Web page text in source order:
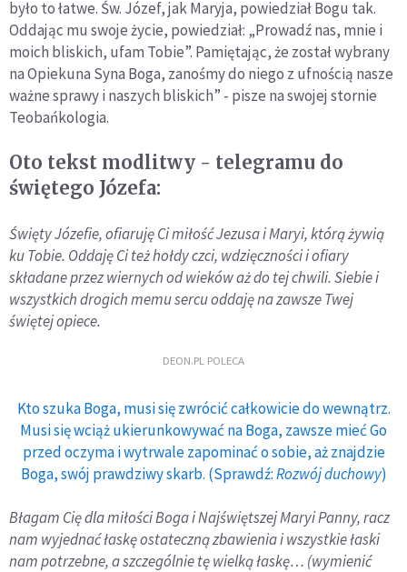
było to łatwe. Św. Józef, jak Maryja, powiedział Bogu tak.
Oddając mu swoje życie, powiedział: „Prowadź nas, mnie i
moich bliskich, ufam Tobie”. Pamiętając, że został wybrany
na Opiekuna Syna Boga, zanośmy do niego z ufnością nasze
ważne sprawy i naszych bliskich” - pisze na swojej stornie
Teobańkologia.
Oto tekst modlitwy - telegramu do
świętego Józefa:
Święty Józefie, ofiaruję Ci miłość Jezusa i Maryi, którą żywią
ku Tobie. Oddaję Ci też hołdy czci, wdzięczności i ofiary
składane przez wiernych od wieków aż do tej chwili. Siebie i
wszystkich drogich memu sercu oddaję na zawsze Twej
świętej opiece.
DEON.PL POLECA
Kto szuka Boga, musi się zwrócić całkowicie do wewnątrz.
Musi się wciąż ukierunkowywać na Boga, zawsze mieć Go
przed oczyma i wytrwale zapominać o sobie, aż znajdzie
Boga, swój prawdziwy skarb. (Sprawdź:Rozwój duchowy)
Błagam Cię dla miłości Boga i Najświętszej Maryi Panny, racz
nam wyjednać łaskę ostateczną zbawienia i wszystkie łaski
nam potrzebne, a szczególnie tę wielką łaskę… (wymienić